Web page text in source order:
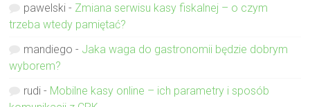
pawelski - Zmiana serwisu kasy fiskalnej – o czym
trzeba wtedy pamiętać?
mandiego - Jaka waga do gastronomii będzie dobrym
wyborem?
rudi - Mobilne kasy online – ich parametry i sposób